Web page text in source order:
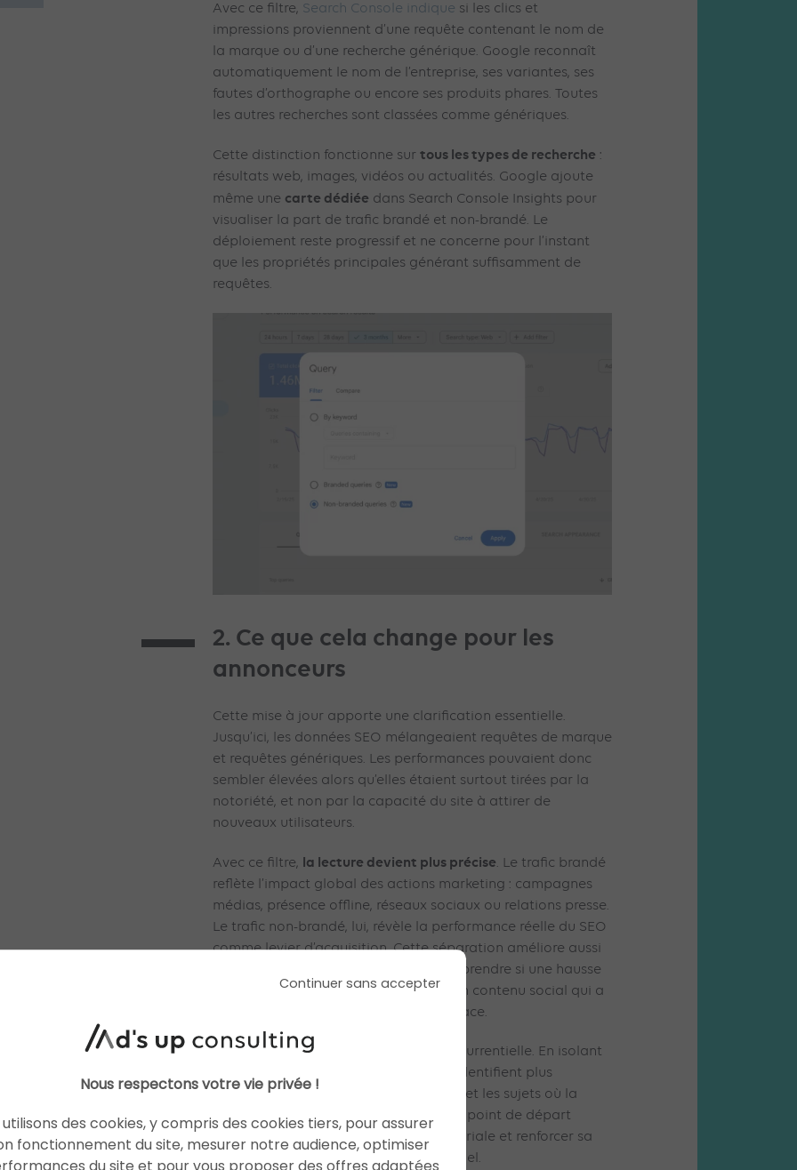
Avec ce filtre, Search Console indique si les clics et
impressions proviennent d’une requête contenant le nom de
la marque ou d’une recherche générique. Google reconnaît
automatiquement le nom de l’entreprise, ses variantes, ses
fautes d’orthographe ou encore ses produits phares. Toutes
les autres recherches sont classées comme génériques.
Cette distinction fonctionne sur tous les types de recherche :
résultats web, images, vidéos ou actualités. Google ajoute
même une carte dédiée dans Search Console Insights pour
visualiser la part de trafic brandé et non-brandé. Le
déploiement reste progressif et ne concerne pour l’instant
que les propriétés principales générant suffisamment de
requêtes.
2. Ce que cela change pour les
annonceurs
Cette mise à jour apporte une clarification essentielle.
Jusqu’ici, les données SEO mélangeaient requêtes de marque
et requêtes génériques. Les performances pouvaient donc
sembler élevées alors qu’elles étaient surtout tirées par la
notoriété, et non par la capacité du site à attirer de
nouveaux utilisateurs.
Avec ce filtre, la lecture devient plus précise. Le trafic brandé
reflète l’impact global des actions marketing : campagnes
médias, présence offline, réseaux sociaux ou relations presse.
Le trafic non-brandé, lui, révèle la performance réelle du SEO
comme levier d’acquisition. Cette séparation améliore aussi
l’attribution. Les équipes peuvent comprendre si une hausse
de trafic vient d’une campagne TV, d’un contenu social qui a
buzzé ou d’une optimisation SEO efficace.
L’outil facilite également l’analyse concurrentielle. En isolant
les requêtes génériques, les marques identifient plus
facilement leurs forces, leurs faiblesses et les sujets où la
concurrence prend l’avantage. C’est un point de départ
solide pour repenser sa stratégie éditoriale et renforcer sa
présence sur les requêtes à fort potentiel.
Continuer sans accepter
Nous respectons votre vie privée !
utilisons des cookies, y compris des cookies tiers, pour assurer
fonctionnement du site, mesurer notre audience, optimiser